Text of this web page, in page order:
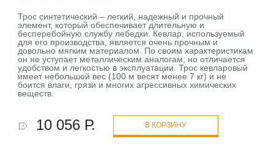
Трос синтетический – легкий, надежный и прочный
элемент, который обеспечивает длительную и
бесперебойную службу лебедки. Кевлар, используемый
для его производства, является очень прочным и
довольно мягким материалом. По своим характеристикам
он не уступает металлическим аналогам, но отличается
удобством и легкостью в эксплуатации. Трос кевларовый
имеет небольшой вес (100 м весят менее 7 кг) и не
боится влаги, грязи и многих агрессивных химических
веществ.
10 056 Р. В КОРЗИНУ